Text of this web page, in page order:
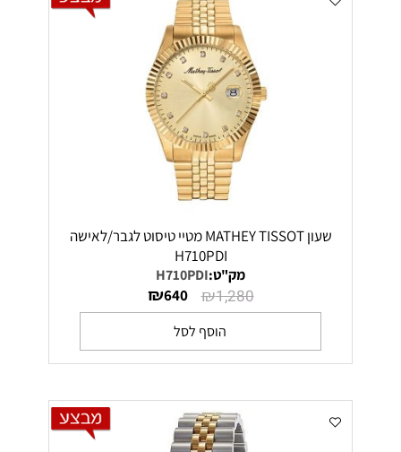
שעון MATHEY TISSOT מטיי טיסוט לגבר/לאישה
H710PDI
מק"ט:H710PDI
₪1,280
₪640
הוסף לסל